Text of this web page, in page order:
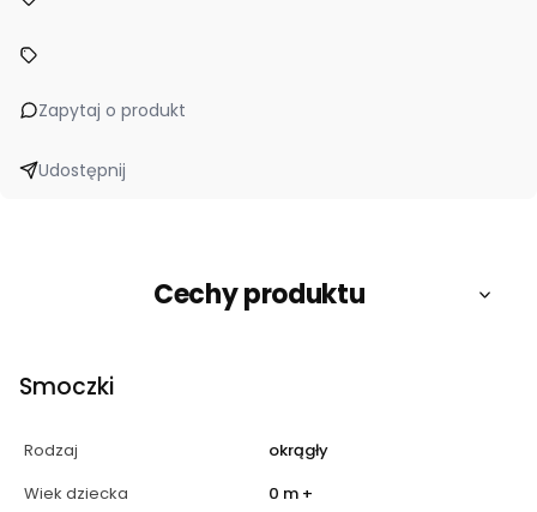
Zapytaj o produkt
Udostępnij
Cechy produktu
Smoczki
Rodzaj
okrągły
Wiek dziecka
0 m +